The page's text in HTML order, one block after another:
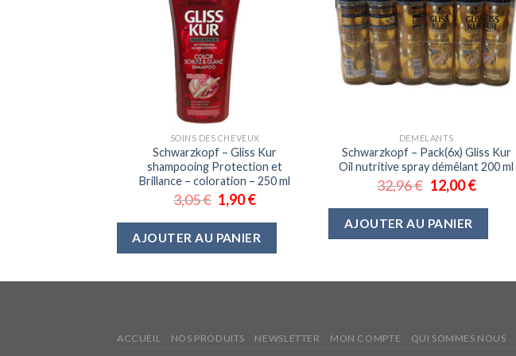
SOINS DES CHEVEUX
Schwarzkopf – Gliss Kur
shampooing Protection et
Brillance – coloration – 250 ml
3,05€ 1,90€
AJOUTER AU PANIER
DEMELANTS
Schwarzkopf – Pack(6x) Gliss Kur
Oil nutritive spray démêlant 200 ml
32,96€ 12,00€
AJOUTER AU PANIER
ACCUEIL NOS PRODUITS NEWSLETTER MON COMPTE QUI SOMMES NOUS